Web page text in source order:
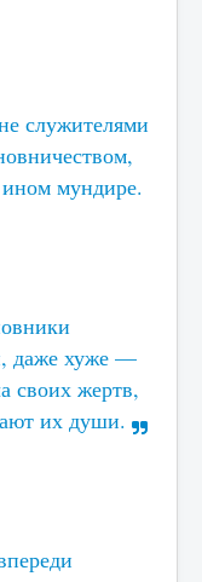
служителями
мундире.
даже хуже —
своих жертв,
их души.